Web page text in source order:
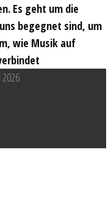
Es geht um die
begegnet sind, um
wie Musik auf